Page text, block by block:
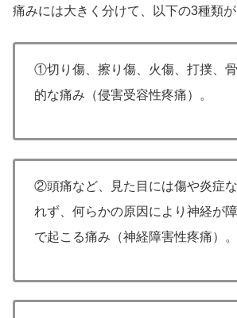
痛みには大きく分けて、以下の3種類が
①切り傷、擦り傷、火傷、打撲、
的な痛み（侵害受容性疼痛）。
②頭痛など、見た目には傷や炎症
れず、何らかの原因により神経が
で起こる痛み（神経障害性疼痛）。